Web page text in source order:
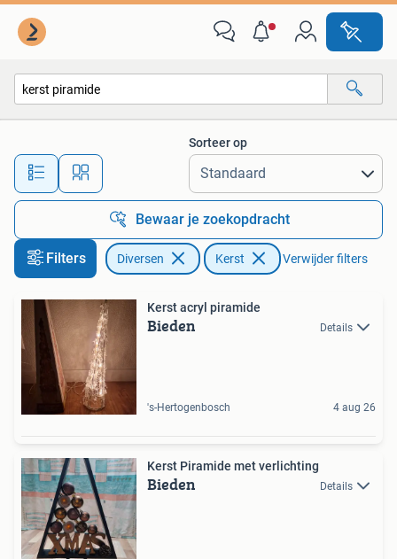
Alle afstanden…
Sorteer op
Bewaar je zoekopdracht
Filters Diversen Kerst Verwijder filters
Kerst acryl piramide
Bieden Details
's-Hertogenbosch 4 aug 26
Kerst Piramide met verlichting
Bieden Details